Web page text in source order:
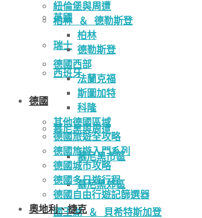
英國
瑞士
西班牙
德國
慕尼黑與周遭
慕尼黑市區
慕尼黑郊區
國王湖 ＆ 貝希特斯加登
紐倫堡與周遭
柏林 ＆ 德勒斯登
柏林
德勒斯登
德國西部
法蘭克福
斯圖加特
科隆
其他德國區域
德國旅遊全攻略
德國旅遊入門系列
德國城市攻略
德國多日遊行程
德國自由行遊記篩選器
奧地利、捷克